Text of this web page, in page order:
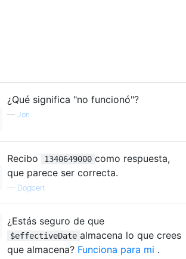
¿Qué significa "no funcionó"?
— Jon
Recibo 1340649000 como respuesta,
que parece ser correcta.
— Dogbert
¿Estás seguro de que
$effectiveDate almacena lo que crees
que almacena? Funciona para mi .